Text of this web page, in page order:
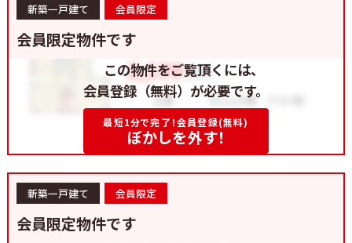
新築一戸建て 会員限定
会員限定物件です
この物件をご覧頂くには、
会員登録（無料）が必要です。
最短1分で完了！会員登録(無料)
ぼかしを外す！
新築一戸建て 会員限定
会員限定物件です